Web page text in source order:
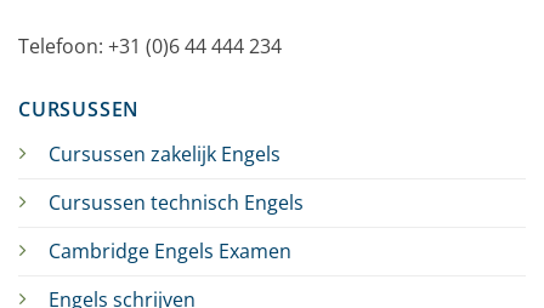
Telefoon: +31 (0)6 44 444 234
CURSUSSEN
Cursussen zakelijk Engels
Cursussen technisch Engels
Cambridge Engels Examen
Engels schrijven